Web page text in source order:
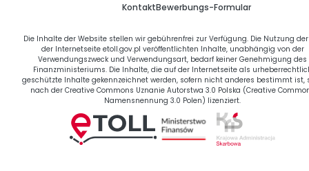
KontaktBewerbungs-Formular
Die Inhalte der Website stellen wir gebührenfrei zur Verfügung. Die Nutzung
der Internetseite etoll.gov.pl veröffentlichten Inhalte, unabhängig von der
Verwendungszweck und Verwendungsart, bedarf keiner Genehmigung des
Finanzministeriums. Die Inhalte, die auf der Internetseite als
geschützte Inhalte gekennzeichnet werden, sofern nicht anderes bestimmt ist,
nach der Creative Commons Uznanie Autorstwa 3.0 Polska (Creative
Namensnennung 3.0 Polen) lizenziert.